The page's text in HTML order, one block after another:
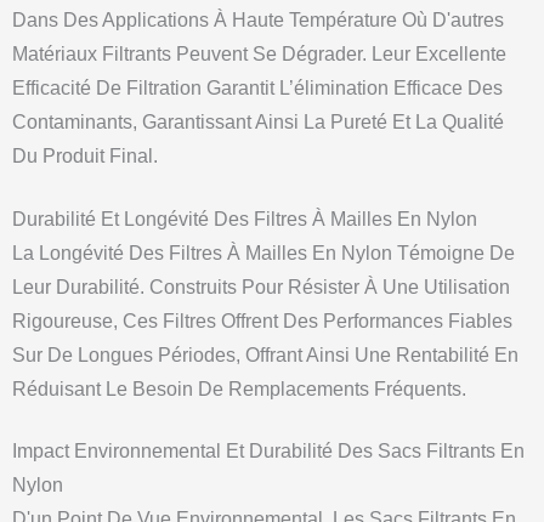
Dans Des Applications À Haute Température Où D'autres
Matériaux Filtrants Peuvent Se Dégrader. Leur Excellente
Efficacité De Filtration Garantit L’élimination Efficace Des
Contaminants, Garantissant Ainsi La Pureté Et La Qualité
Du Produit Final.
Durabilité Et Longévité Des Filtres À Mailles En Nylon
La Longévité Des Filtres À Mailles En Nylon Témoigne De
Leur Durabilité. Construits Pour Résister À Une Utilisation
Rigoureuse, Ces Filtres Offrent Des Performances Fiables
Sur De Longues Périodes, Offrant Ainsi Une Rentabilité En
Réduisant Le Besoin De Remplacements Fréquents.
Impact Environnemental Et Durabilité Des Sacs Filtrants En
Nylon